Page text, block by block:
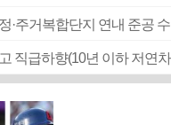
·주거복합단지 연내 준공